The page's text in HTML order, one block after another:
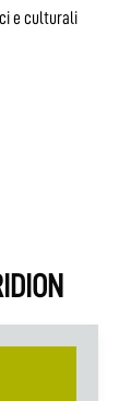
e culturali